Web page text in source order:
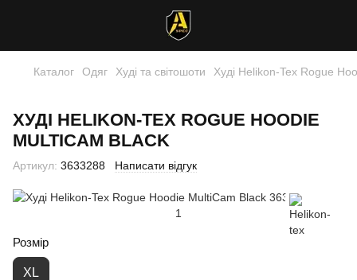
Каталог Одяг Худі та світошоти Худі Helikon-Tex Rogue
ХУДІ HELIKON-TEX ROGUE HOODIE
MULTICAM BLACK
Артикул: 3633288 Написати відгук
Розмір
XL